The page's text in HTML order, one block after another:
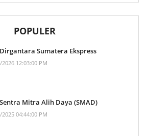
POPULER
Sumatera Ekspress
2026 12:03:00 PM
Mitra Alih Daya (SMAD)
04:44:00 PM